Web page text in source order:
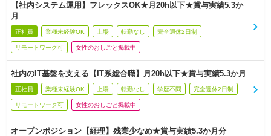
【社内システム運用】フレックスOK★月20h以下★賞与実績5.3か
月
正社員 業種未経験OK 上場 転勤なし 完全週休2日制
リモートワーク可 女性のおしごと掲載中
社内のIT基盤を支える【IT系総合職】月20h以下★賞与実績5.3か月
正社員 業種未経験OK 上場 転勤なし 学歴不問 完全週休2日制
リモートワーク可 女性のおしごと掲載中
オープンポジション【経理】残業少なめ★賞与実績5.3か月分